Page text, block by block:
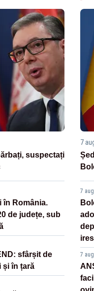
suspectați
în România.
de județe, sub
sfârșit de
și în țară
7
7
7